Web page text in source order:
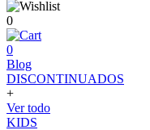
0
0
Blog
DISCONTINUADOS
+
Ver todo
KIDS